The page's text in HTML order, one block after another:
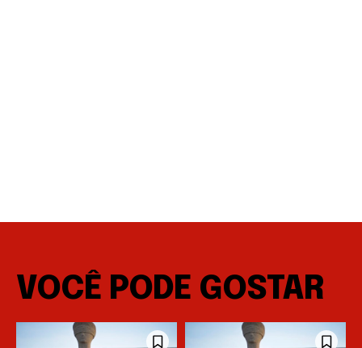
VOCÊ PODE GOSTAR